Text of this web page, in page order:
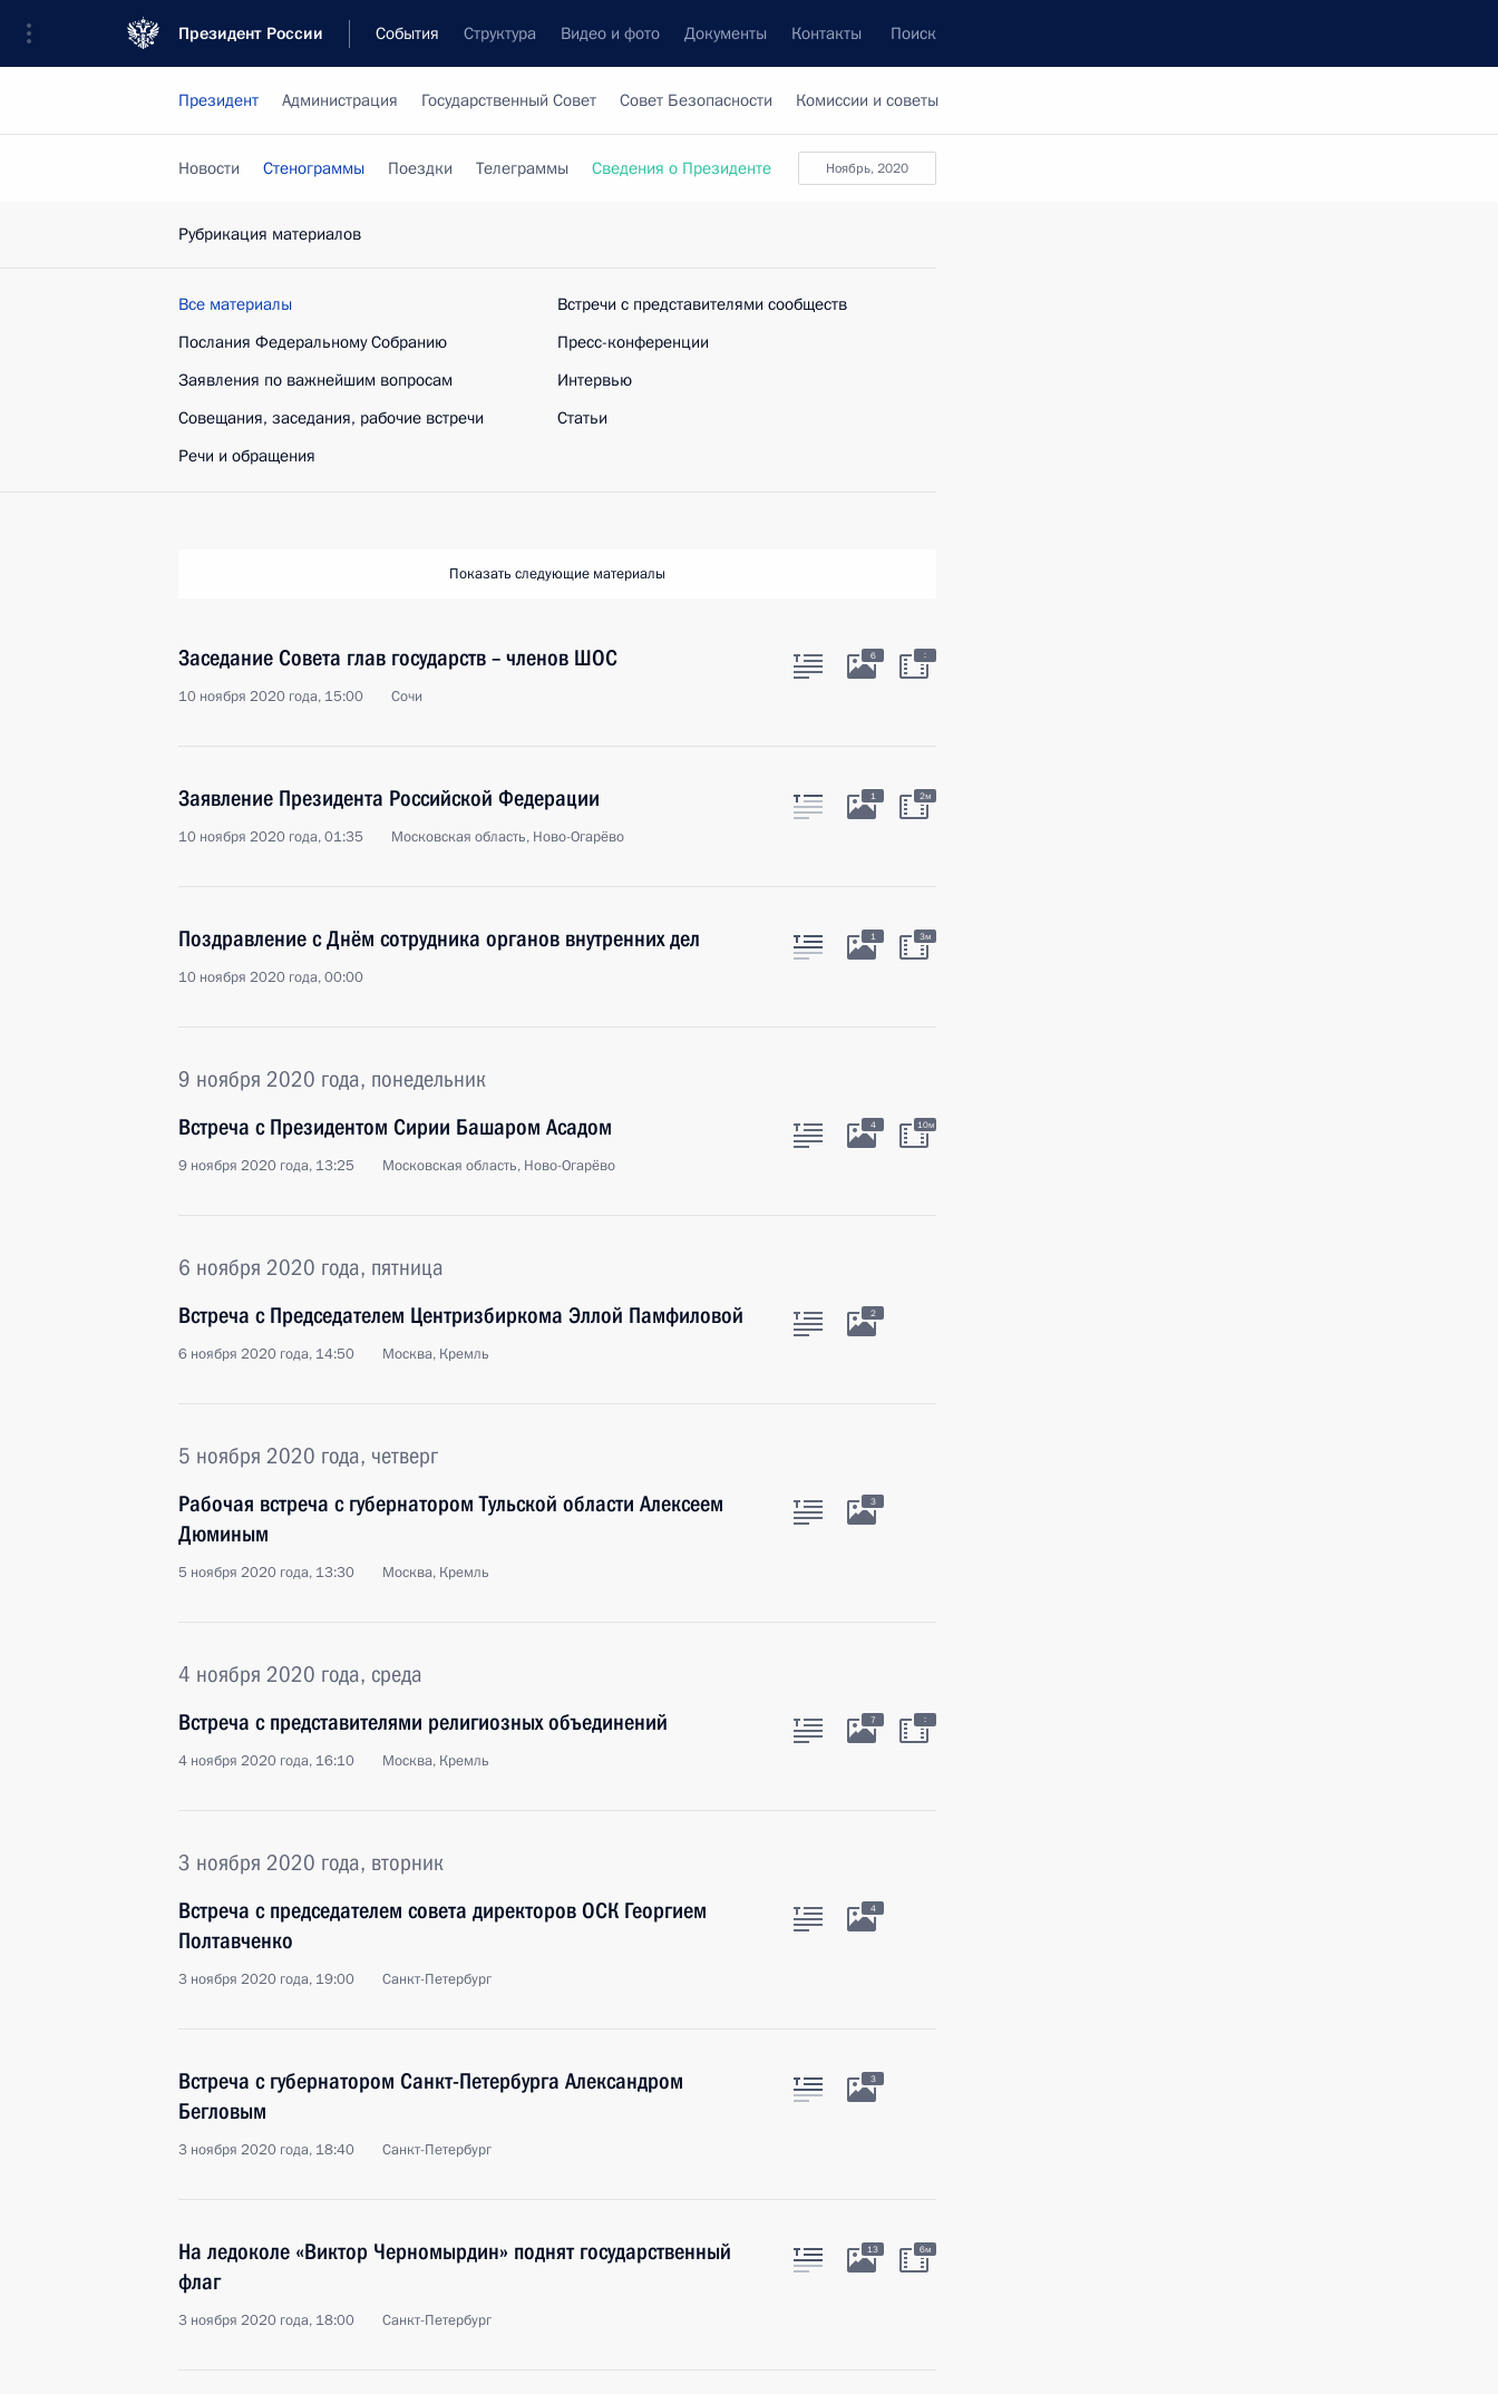
Президент России События Структура Видео и фото Документы Контакты Поиск
Президент Администрация Государственный Совет Совет Безопасности Комиссии и советы
ноябрь, 2020
Новости Стенограммы Поездки Телеграммы Сведения о Президенте
Рубрикация материалов
Все материалы
Послания Федеральному Собранию
Заявления по важнейшим вопросам
Совещания, заседания, рабочие встречи
Речи и обращения
Встречи с представителями сообществ
Пресс-конференции
Интервью
Статьи
Показать следующие материалы
Заседание Совета глав государств – членов ШОС
10 ноября 2020 года, 15:00 Сочи
6 :
Заявление Президента Российской Федерации
10 ноября 2020 года, 01:35 Московская область, Ново-Огарёво
1 2м
Поздравление с Днём сотрудника органов внутренних дел
10 ноября 2020 года, 00:00
1 3м
9 ноября 2020 года, понедельник
Встреча с Президентом Сирии Башаром Асадом
9 ноября 2020 года, 13:25 Московская область, Ново-Огарёво
4 10м
6 ноября 2020 года, пятница
Встреча с Председателем Центризбиркома Эллой Памфиловой
6 ноября 2020 года, 14:50 Москва, Кремль
2
5 ноября 2020 года, четверг
Рабочая встреча с губернатором Тульской области Алексеем
Дюминым
5 ноября 2020 года, 13:30 Москва, Кремль
3
4 ноября 2020 года, среда
Встреча с представителями религиозных объединений
4 ноября 2020 года, 16:10 Москва, Кремль
7 :
3 ноября 2020 года, вторник
Встреча с председателем совета директоров ОСК Георгием
Полтавченко
3 ноября 2020 года, 19:00 Санкт-Петербург
4
Встреча с губернатором Санкт-Петербурга Александром
Бегловым
3 ноября 2020 года, 18:40 Санкт-Петербург
3
На ледоколе «Виктор Черномырдин» поднят государственный
флаг
3 ноября 2020 года, 18:00 Санкт-Петербург
13 6м